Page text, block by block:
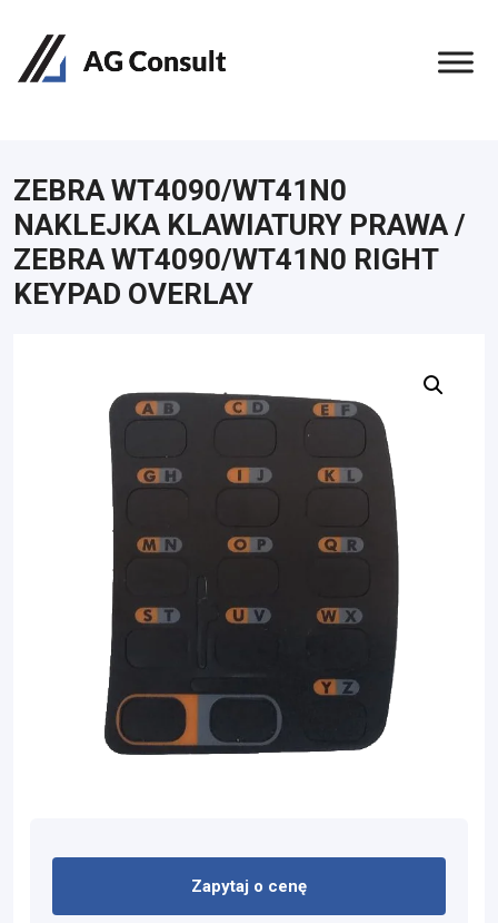
ZEBRA WT4090/WT41N0
NAKLEJKA KLAWIATURY PRAWA /
ZEBRA WT4090/WT41N0 RIGHT
KEYPAD OVERLAY
Zapytaj o cenę